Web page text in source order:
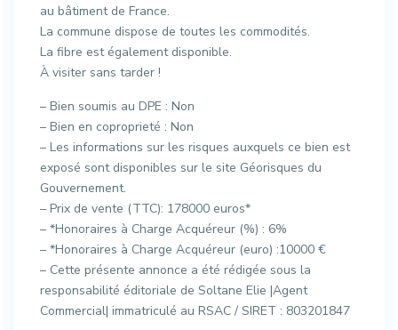
au bâtiment de France.
La commune dispose de toutes les commodités.
La fibre est également disponible.
À visiter sans tarder !
– Bien soumis au DPE : Non
– Bien en coproprieté : Non
– Les informations sur les risques auxquels ce bien est
exposé sont disponibles sur le site Géorisques du
Gouvernement.
– Prix de vente (TTC): 178000 euros*
– *Honoraires à Charge Acquéreur (%) : 6%
– *Honoraires à Charge Acquéreur (euro) :10000 €
– Cette présente annonce a été rédigée sous la
responsabilité éditoriale de Soltane Elie |Agent
Commercial| immatriculé au RSAC / SIRET : 803201847